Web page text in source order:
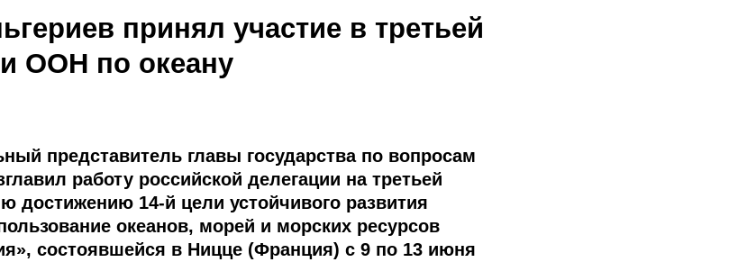
принял участие в третьей
ООН по океану
представитель главы государства по вопросам
работу российской делегации на третьей
14-й цели устойчивого развития
океанов, морей и морских ресурсов
состоявшейся в Ницце (Франция) с 9 по 13 июня